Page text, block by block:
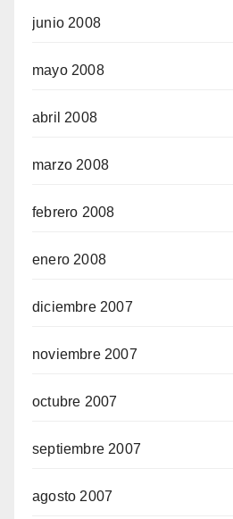
junio 2008
mayo 2008
abril 2008
marzo 2008
febrero 2008
enero 2008
diciembre 2007
noviembre 2007
octubre 2007
septiembre 2007
agosto 2007